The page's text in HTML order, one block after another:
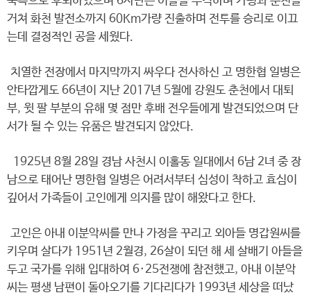
거쳐 화천 발전소까지 60Km가량 진출하며 전투를 승리로 이끄
는데 결정적인 공을 세웠다.
치열한 전장에서 마지막까지 싸우다 전사하신 고 명한협 일병은
안타깝게도 66년이 지난 2017년 5월에 강원도 춘천에서 대퇴
부, 윗 팔 부분의 유해 몇 점만 후배 전우들에게 발견되었으며 단
서가 될 수 있는 유품은 발견되지 않았다.
1925년 8월 28일 경남 사천시 이홀동 일대에서 6남 2녀 중 장
남으로 태어난 명한협 일병은 어려서부터 심성이 착하고 효심이
깊어서 가족들이 고인에게 의지를 많이 해왔다고 한다.
고인은 아내 이분악씨를 만나 가정을 꾸리고 외아들 명갑원씨를
키우며 살다가 1951년 2월경, 26살이 되던 해 세 살배기 아들을
두고 국가를 위해 입대하여 6·25전쟁에 참전했고, 아내 이분악
씨는 평생 남편이 돌아오기를 기다리다가 1993년 세상을 떠났